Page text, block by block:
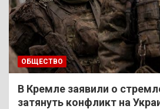
ОБЩЕСТВО
В Кремле заявили о
затянуть конфликт на